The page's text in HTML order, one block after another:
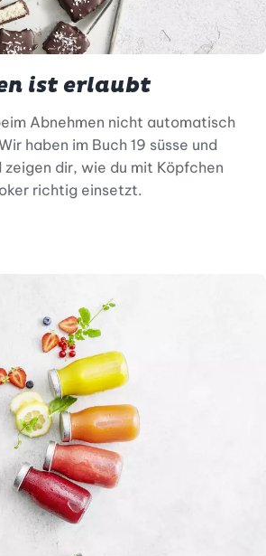
ist erlaubt
Abnehmen nicht automatisch
haben im Buch 19 süsse und
zeigen dir, wie du mit Köpfchen
richtig einsetzt.